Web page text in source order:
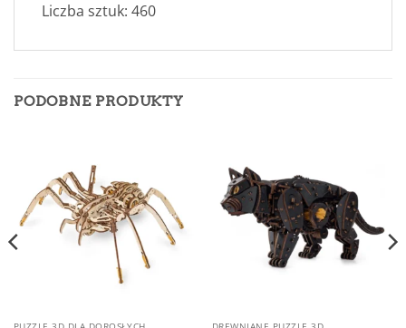
Liczba sztuk: 460
PODOBNE PRODUKTY